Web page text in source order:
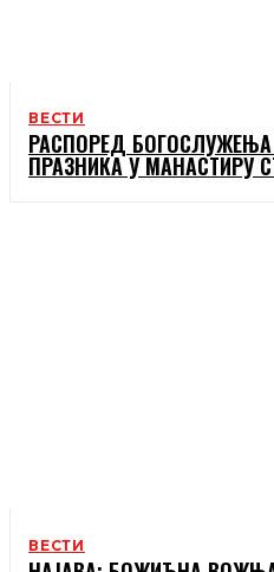
ВЕСТИ
РАСПОРЕД
ПРАЗНИКА У МАНАСТИРУ
ВЕСТИ